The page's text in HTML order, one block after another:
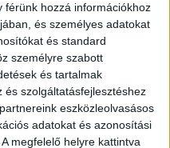
férünk hozzá információkhoz
és személyes adatokat
és standard
személyre szabott
és tartalmak
és szolgáltatásfejlesztéshez
eszközleolvasásos
adatokat és azonosítási
megfelelő helyre kattintva
pályázat.
bizonnyal folyamatosan
nyertes pályázók
és fél hónapot kellett